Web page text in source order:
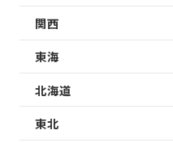
関西
東海
北海道
東北